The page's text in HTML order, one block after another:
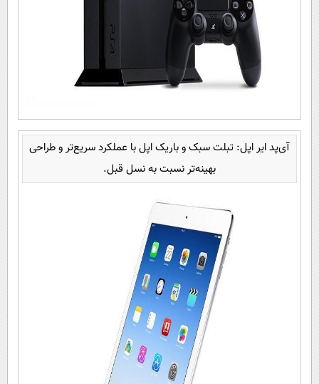
آی‌پد ایر اپل: تبلت سبک و باریک اپل با عملکرد سریع‌تر و طراحی
بهینه‌تر نسبت به نسل قبل.